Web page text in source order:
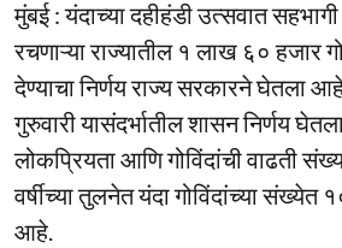
मुंबई : यंदाच्या दहीहंडी उत्सवात
रचणाऱ्या राज्यातील १ लाख ६० हजार
देण्याचा निर्णय राज्य सरकारने घेतला
गुरुवारी यासंदर्भातील शासन निर्णय
लोकप्रियता आणि गोविंदांची वाढती
वर्षीच्या तुलनेत यंदा गोविंदांच्या संख्येत
आहे.